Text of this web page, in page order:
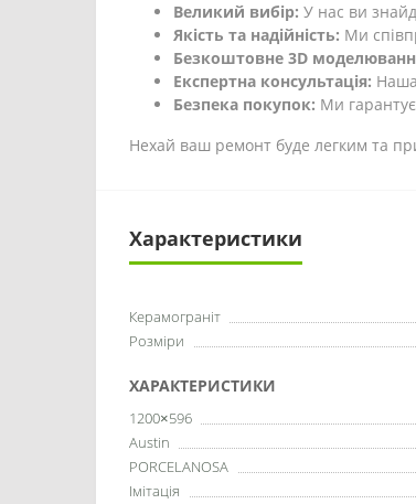
Великий вибір: У нас ви
Якість та надійність: Ми
Безкоштовне 3D
Експертна консультація:
Безпека покупок: Ми
Нехай ваш ремонт буде легким та
Характеристики
Керамограніт
Розміри
ХАРАКТЕРИСТИКИ
1200×596
Austin
PORCELANOSA
Імітація